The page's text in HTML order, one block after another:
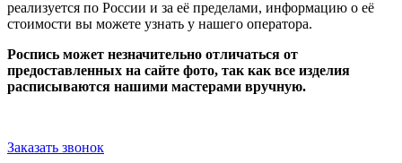
реализуется по России и за её пределами, информацию о её
стоимости вы можете узнать у нашего оператора.
Роспись может незначительно отличаться от
предоставленных на сайте фото, так как все изделия
расписываются нашими мастерами вручную.
Заказать звонок